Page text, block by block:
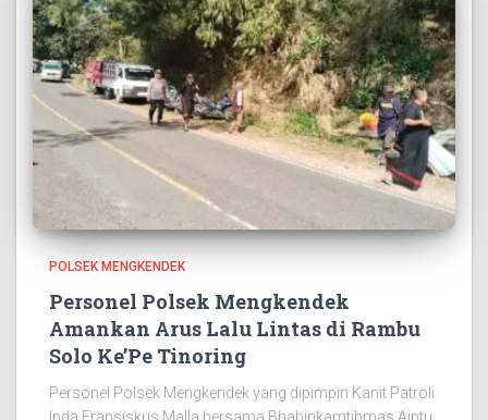
POLSEK MENGKENDEK
Personel Polsek Mengkendek
Amankan Arus Lalu Lintas di Rambu
Solo Ke’Pe Tinoring
Personel Polsek Mengkendek yang dipimpin Kanit Patroli